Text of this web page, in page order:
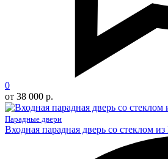
0
от 38 000 р.
Парадные двери
Входная парадная дверь со стеклом